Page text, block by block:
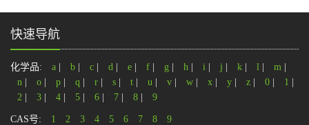
快速导航
化学品: a b c d e f g h i j k l m
n
o p q r s t u v w x y z 0 1
2
3 4 5 6 7 8 9
CAS号: 1 2 3 4 5 6 7 8 9